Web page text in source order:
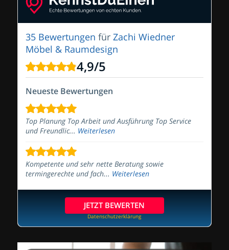
35 Bewertungen für Zachi Wiedner
Möbel & Raumdesign
4,9/5
Neueste Bewertungen
Top Planung Top Arbeit und Ausführung Top Service
und Freundlic... Weiterlesen
Kompetente und sehr nette Beratung sowie
termingerechte und fach... Weiterlesen
JETZT BEWERTEN
Datenschutzerklärung